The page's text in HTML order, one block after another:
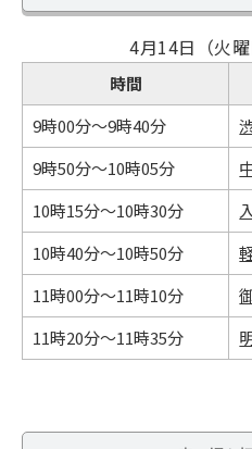
4月14日（火
時間
9時00分～9時40分
9時50分～10時05分
10時15分～10時30分
10時40分～10時50分
11時00分～11時10分
11時20分～11時35分